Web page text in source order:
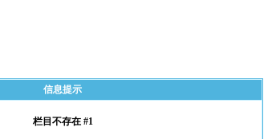
信息提示
栏目不存在 #1